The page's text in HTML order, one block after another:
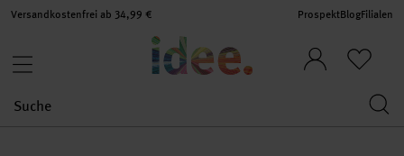
Versandkostenfrei ab 34,99 € ProspektBlogFilialen